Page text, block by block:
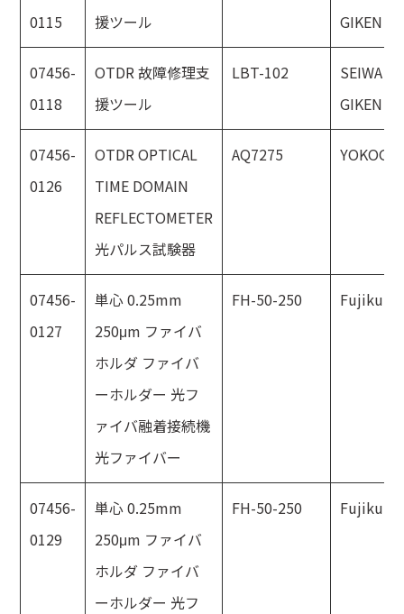
0115
援ツール
GIKEN
07456-
0118
OTDR 故障修理支
援ツール
LBT-102
SEIWA
GIKEN
07456-
0126
OTDR OPTICAL
TIME DOMAIN
REFLECTOMETER
光パルス試験器
AQ7275
07456-
0127
単心 0.25mm
250μm ファイバ
ホルダ ファイバ
ーホルダー 光フ
ァイバ融着接続機
光ファイバー
FH-50-250 Fujikura
07456-
0129
単心 0.25mm
250μm ファイバ
ホルダ ファイバ
ーホルダー 光フ
FH-50-250 Fujikura